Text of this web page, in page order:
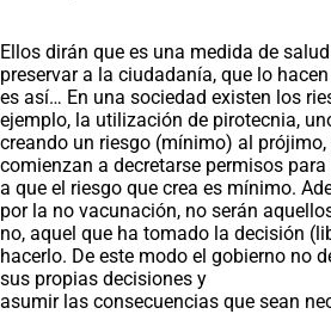
Ellos dirán que es una medida de
preservar a la ciudadanía, que lo
es así… En una sociedad existen los
ejemplo, la utilización de pirotecnia,
creando un riesgo (mínimo) al
comienzan a decretarse permisos
a que el riesgo que crea es mínimo.
por la no vacunación, no serán
no, aquel que ha tomado la decisión
hacerlo. De este modo el gobierno no
sus propias decisiones y
asumir las consecuencias que sean